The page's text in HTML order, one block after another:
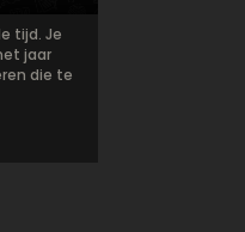
tijd. Je
jaar
die te